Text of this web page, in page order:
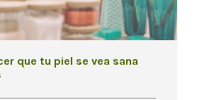
que tu piel se vea sana